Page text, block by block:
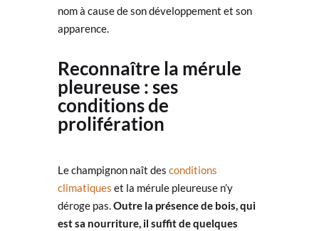
nom à cause de son développement et son
apparence.
Reconnaître la mérule
pleureuse : ses
conditions de
prolifération
Le champignon naît des conditions
climatiques et la mérule pleureuse n’y
déroge pas.Outre la présence de bois, qui
est sa nourriture, il suffit de quelques